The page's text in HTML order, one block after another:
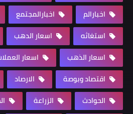
اخبارالم
اخبارالمجتمع
استغاثه
اسعار الدهب
اسعار الذهب
اسعار
اقتصاد وبوصة
الارصاد
الحوادث
الزراعة